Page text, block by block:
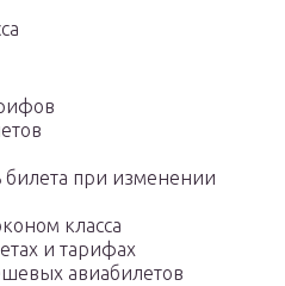
билета при изменении
класса
и тарифах
авиабилетов